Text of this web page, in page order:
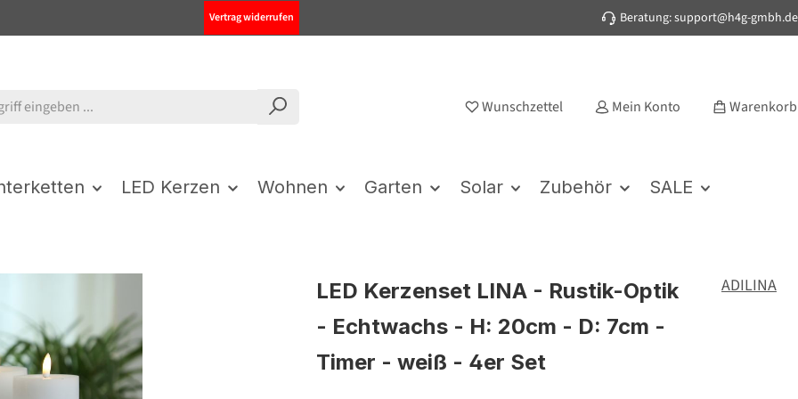
Vertrag widerrufen Beratung: support@h4g-gmbh.de
Wunschzettel Mein Konto Warenkorb
LED Kerzen Wohnen Garten Solar Zubehör SALE
LED Kerzenset LINA - Rustik-Optik
- Echtwachs - H: 20cm - D: 7cm -
Timer - weiß - 4er Set
ADILINA